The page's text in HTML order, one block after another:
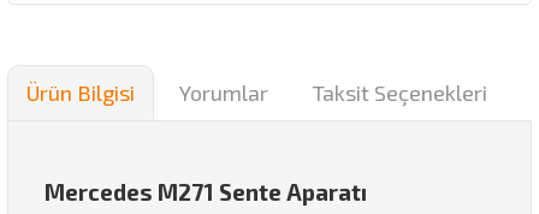
Ürün Bilgisi Yorumlar Taksit Seçenekleri
Mercedes M271 Sente Aparatı